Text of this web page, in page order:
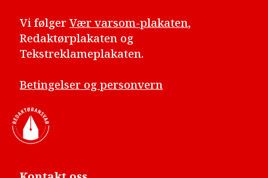
Vi følgerVær varsom-plakaten,
Redaktørplakaten og
Tekstreklameplakaten.
Betingelser og personvern